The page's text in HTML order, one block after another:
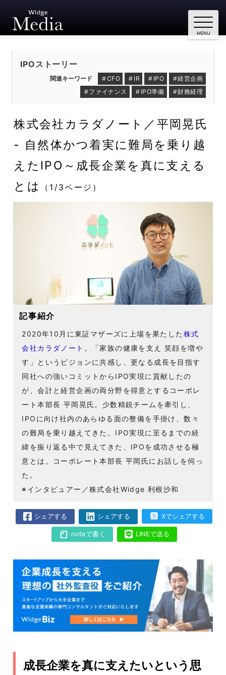
IPOストーリー
CFO IR IPO
経営企画
ファイナンス
IPO準備 財務経理
株式会社カラダノート／平岡晃氏
- 自然体かつ着実に難局を乗り越
えたIPO～成長企業を真に支える
とは
（1/3ページ）
記事紹介
2020年10月に東証マザーズに上場を果たした 株式
会社カラダノート 。「家族の健康を支え 笑顔を増や
す」というビジョンに共感し、更なる成長を目指す
同社への強いコミットからIPO実現に貢献したの
が、会計と経営企画の両分野を得意とするコーポレ
ート本部長 平岡晃氏。少数精鋭チームを牽引し、
IPOに向け社内のあらゆる面の整備を手掛け、数々
の難局を乗り越えてきた。IPO実現に至るまでの経
緯を振り返る中で見えてきた、IPOを成功させる極
意とは。コーポレート本部長 平岡氏にお話しを伺っ
た。
※インタビュアー／株式会社Widge 利根沙和
シェアする シェアする Xでシェアする
noteで書く LINEで送る
成長企業を真に支えたいという思